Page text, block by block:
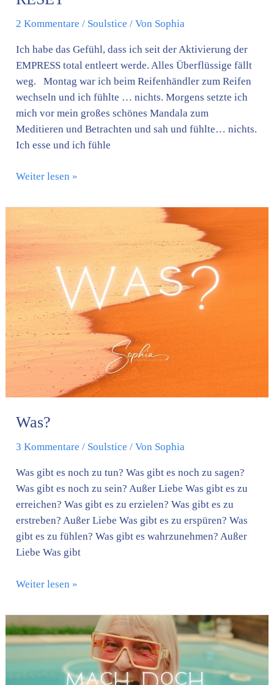
2 Kommentare / Soulstice / Von Sophia
Ich habe das Gefühl, dass ich seit der Aktivierung der
EMPRESS total entleert werde. Alles Überflüssige fällt
weg. Montag war ich beim Reifenhändler zum Reifen
wechseln und ich fühlte … nichts. Morgens setzte ich
mich vor mein großes schönes Mandala zum
Meditieren und Betrachten und sah und fühlte… nichts.
Ich esse und ich fühle
Weiter lesen »
Was?
3 Kommentare / Soulstice / Von Sophia
Was gibt es noch zu tun? Was gibt es noch zu sagen?
Was gibt es noch zu sein? Außer Liebe Was gibt es zu
erreichen? Was gibt es zu erzielen? Was gibt es zu
erstreben? Außer Liebe Was gibt es zu erspüren? Was
gibt es zu fühlen? Was gibt es wahrzunehmen? Außer
Liebe Was gibt
Weiter lesen »
Mach
doch,